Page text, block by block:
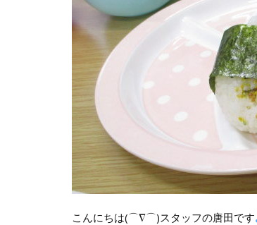
こんにちは(⌒∇⌒)スタッフの唐田です